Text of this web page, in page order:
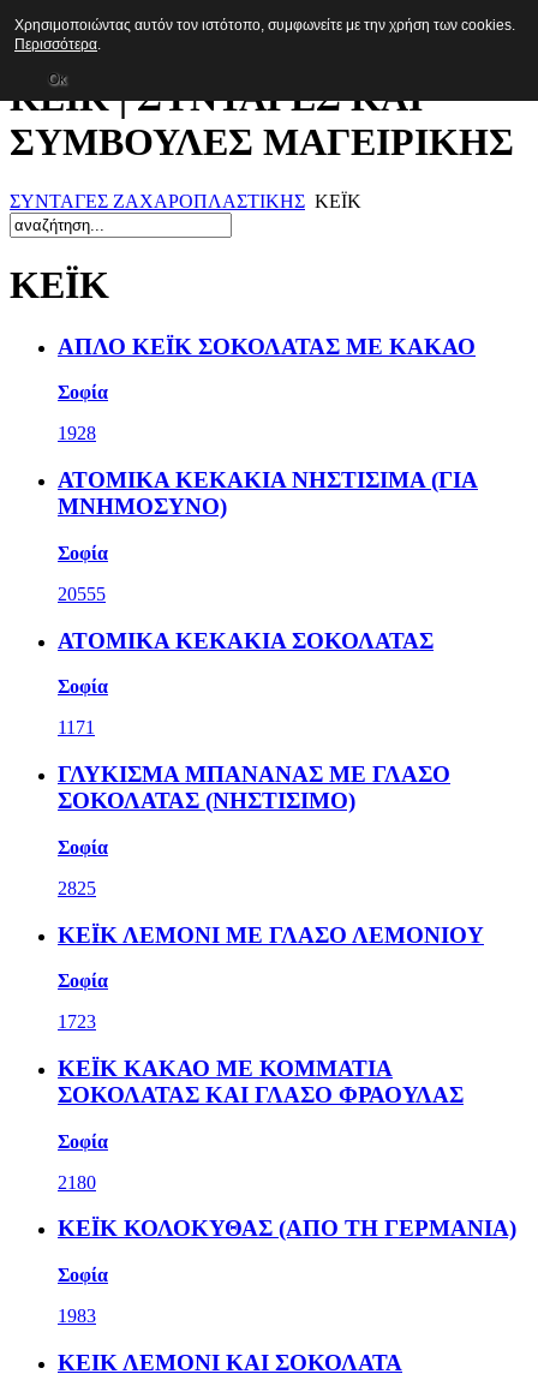
Συνταγές
ΚΕΪΚ | ΣΥΝΤΑΓΕΣ ΚΑΙ
ΣΥΜΒΟΥΛΕΣ ΜΑΓΕΙΡΙΚΗΣ
ΣΥΝΤΑΓΕΣ ΖΑΧΑΡΟΠΛΑΣΤΙΚΗΣ ΚΕΪΚ
ΚΕΪΚ
ΑΠΛΟ ΚΕΪΚ ΣΟΚΟΛΑΤΑΣ ΜΕ ΚΑΚΑΟ
Σοφία
1928
ΑΤΟΜΙΚΑ ΚΕΚΑΚΙΑ ΝΗΣΤΙΣΙΜΑ (ΓΙΑ
ΜΝΗΜΟΣΥΝΟ)
Σοφία
20555
ΑΤΟΜΙΚΑ ΚΕΚΑΚΙΑ ΣΟΚΟΛΑΤΑΣ
Σοφία
1171
ΓΛΥΚΙΣΜΑ ΜΠΑΝΑΝΑΣ ΜΕ ΓΛΑΣΟ
ΣΟΚΟΛΑΤΑΣ (ΝΗΣΤΙΣΙΜΟ)
Σοφία
2825
ΚΕΪΚ ΛΕΜΟΝΙ ΜΕ ΓΛΑΣΟ ΛΕΜΟΝΙΟΥ
Σοφία
1723
ΚΕΪΚ ΚΑΚΑΟ ΜΕ ΚΟΜΜΑΤΙΑ
ΣΟΚΟΛΑΤΑΣ ΚΑΙ ΓΛΑΣΟ ΦΡΑΟΥΛΑΣ
Σοφία
2180
ΚΕΪΚ ΚΟΛΟΚΥΘΑΣ (ΑΠΟ ΤΗ ΓΕΡΜΑΝΙΑ)
Σοφία
1983
ΚΕΙΚ ΛΕΜΟΝΙ ΚΑΙ ΣΟΚΟΛΑΤΑ
Χρησιμοποιώντας αυτόν τον ιστότοπο, συμφωνείτε με την χρήση των cookies.
Περισσότερα.
Οκ